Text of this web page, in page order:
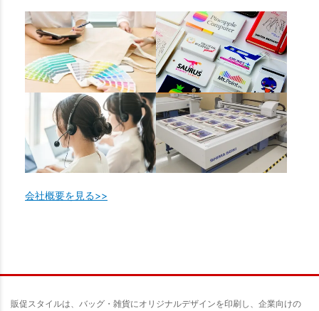
会社概要を見る>>
販促スタイルは、バッグ・雑貨にオリジナルデザインを印刷し、企業向けの